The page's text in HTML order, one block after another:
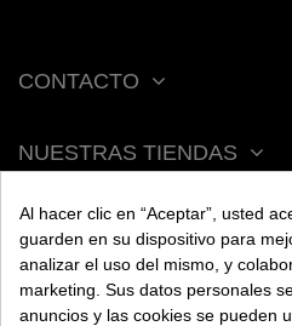
CONTACTO
NUESTRAS TIENDAS
ACERCA DE BENGALA
AYUDA
Al hacer clic en “Aceptar”, usted
guarden en su dispositivo para
analizar el uso del mismo, y
marketing. Sus datos personales
anuncios y las cookies se pueden